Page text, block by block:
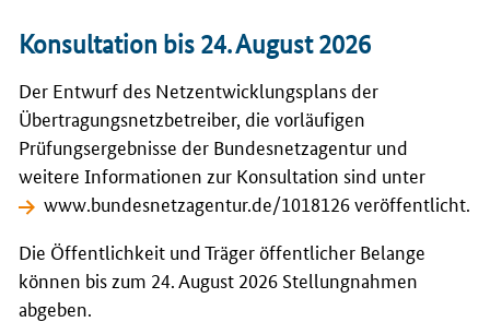
Konsultation bis 24. August 2026
Der Entwurf des Netzentwicklungsplans der
Übertragungsnetzbetreiber, die vorläufigen
Prüfungsergebnisse der Bundesnetzagentur und
weitere Informationen zur Konsultation sind unter
www.bundesnetzagentur.de/1018126veröffentlicht.
Die Öffentlichkeit und Träger öffentlicher Belange
können bis zum 24. August 2026 Stellungnahmen
abgeben.